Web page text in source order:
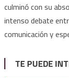
culminó con su
intenso debate
comunicación y
TE PUEDE